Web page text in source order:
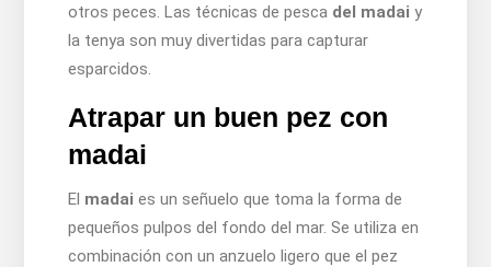
otros peces. Las técnicas de pesca del madai y
la tenya son muy divertidas para capturar
esparcidos.
Atrapar un buen pez con
madai
El madai es un señuelo que toma la forma de
pequeños pulpos del fondo del mar. Se utiliza en
combinación con un anzuelo ligero que el pez